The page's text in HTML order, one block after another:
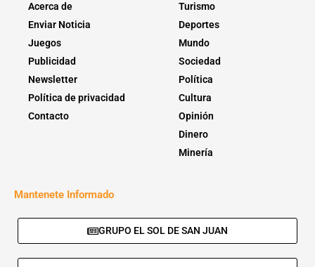
Acerca de
Enviar Noticia
Juegos
Publicidad
Newsletter
Política de privacidad
Contacto
Turismo
Deportes
Mundo
Sociedad
Política
Cultura
Opinión
Dinero
Minería
Mantenete Informado
GRUPO EL SOL DE SAN JUAN